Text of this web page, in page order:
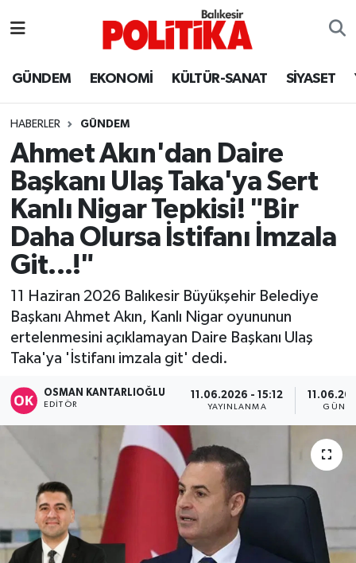
GÜNDEM EKONOMİ KÜLTÜR-SANAT SİYASET
HABERLER GÜNDEM
Ahmet Akın'dan Daire
Başkanı Ulaş Taka'ya Sert
Kanlı Nigar Tepkisi! "Bir
Daha Olursa İstifanı İmzala
Git...!"
11 Haziran 2026 Balıkesir Büyükşehir Belediye
Başkanı Ahmet Akın, Kanlı Nigar oyununun
ertelenmesini açıklamayan Daire Başkanı Ulaş
Taka'ya 'İstifanı imzala git' dedi.
OSMAN KANTARLIOĞLU
EDITÖR
11.06.2026 - 15:12
YAYINLANMA
Ayvalık
Bandırma
Bigadiç
BİYOGRAFİLER
Burhaniye
ÇEVRE
DÜNYA
Dursunbey
EĞİTİM
EKONOMİ
Balıkesir Hava Durumu
Balıkesir Namaz Vakitleri
Balıkesir Trafik Yoğunluk Haritası
Süper Lig Puan Durumu ve Fikstür
Tüm Manşetler
Son Dakika Haberleri
Haber Arşivi